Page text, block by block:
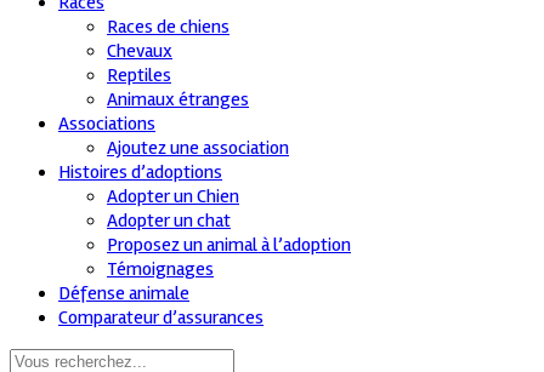
Races de chiens
Chevaux
Reptiles
Animaux étranges
Associations
Ajoutez une association
Histoires d’adoptions
Adopter un Chien
Adopter un chat
Proposez un animal à l’adoption
Témoignages
Défense animale
Comparateur d’assurances